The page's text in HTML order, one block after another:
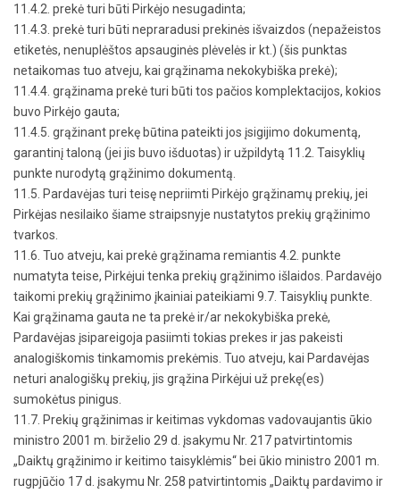
11.4.2. prekė turi būti Pirkėjo nesugadinta;
11.4.3. prekė turi būti nepraradusi prekinės išvaizdos (nepažeistos
etiketės, nenuplėštos apsauginės plėvelės ir kt.) (šis punktas
netaikomas tuo atveju, kai grąžinama nekokybiška prekė);
11.4.4. grąžinama prekė turi būti tos pačios komplektacijos, kokios
buvo Pirkėjo gauta;
11.4.5. grąžinant prekę būtina pateikti jos įsigijimo dokumentą,
garantinį taloną (jei jis buvo išduotas) ir užpildytą 11.2. Taisyklių
punkte nurodytą grąžinimo dokumentą.
11.5. Pardavėjas turi teisę nepriimti Pirkėjo grąžinamų prekių, jei
Pirkėjas nesilaiko šiame straipsnyje nustatytos prekių grąžinimo
tvarkos.
11.6. Tuo atveju, kai prekė grąžinama remiantis 4.2. punkte
numatyta teise, Pirkėjui tenka prekių grąžinimo išlaidos. Pardavėjo
taikomi prekių grąžinimo įkainiai pateikiami 9.7. Taisyklių punkte.
Kai grąžinama gauta ne ta prekė ir/ar nekokybiška prekė,
Pardavėjas įsipareigoja pasiimti tokias prekes ir jas pakeisti
analogiškomis tinkamomis prekėmis. Tuo atveju, kai Pardavėjas
neturi analogiškų prekių, jis grąžina Pirkėjui už prekę(es)
sumokėtus pinigus.
11.7. Prekių grąžinimas ir keitimas vykdomas vadovaujantis ūkio
ministro 2001 m. birželio 29 d. įsakymu Nr. 217 patvirtintomis
„Daiktų grąžinimo ir keitimo taisyklėmis“ bei ūkio ministro 2001 m.
rugpjūčio 17 d. įsakymu Nr. 258 patvirtintomis „Daiktų pardavimo ir